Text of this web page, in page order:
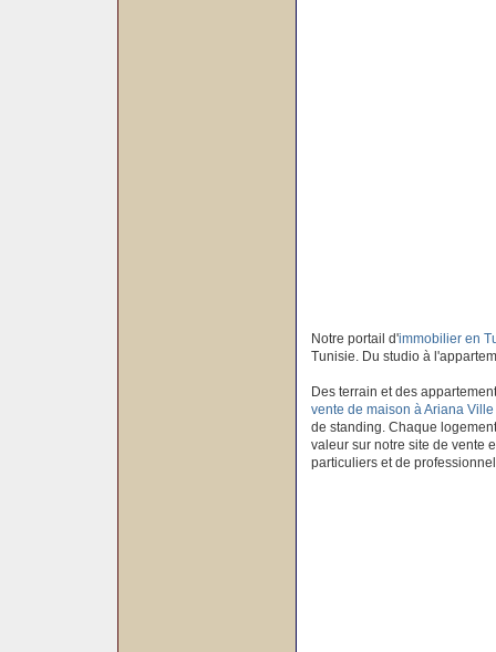
Notre portail d'immobilier en
Tunisie. Du studio à
Des terrain et des
vente de maison à Ariana Ville
de standing. Chaque
valeur sur notre site de vente
particuliers et de